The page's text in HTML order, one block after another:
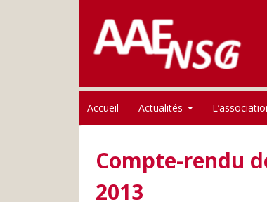
AAE-ENSG
Accueil Actualités
Compte-rendu
2013